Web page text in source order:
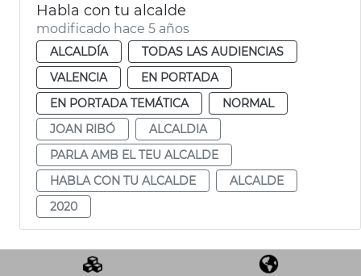
Habla con tu alcalde
modificado hace 5 años
ALCALDÍA
TODAS LAS AUDIENCIAS
VALENCIA
EN PORTADA
EN PORTADA TEMÁTICA
NORMAL
JOAN RIBÓ
ALCALDIA
PARLA AMB EL TEU ALCALDE
HABLA CON TU ALCALDE
ALCALDE
2020